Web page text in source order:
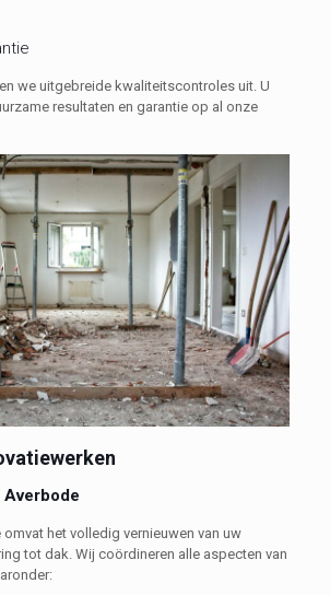
we uitgebreide kwaliteitscontroles uit. U
resultaten en garantie op al onze
Averbode
het volledig vernieuwen van uw
tot dak. Wij coördineren alle aspecten van